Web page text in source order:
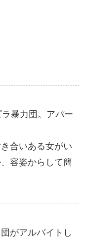
暴力団。アパー
合いある女がい
容姿からして簡
がアルバイトし